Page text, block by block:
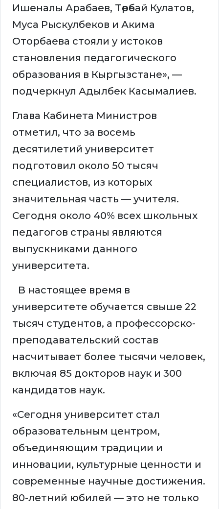
Ишеналы Арабаев, Төрөбай Кулатов,
Муса Рыскулбеков и Акима
Оторбаева стояли у истоков
становления педагогического
образования в Кыргызстане», —
подчеркнул Адылбек Касымалиев.
Глава Кабинета Министров
отметил, что за восемь
десятилетий университет
подготовил около 50 тысяч
специалистов, из которых
значительная часть — учителя.
Сегодня около 40% всех школьных
педагогов страны являются
выпускниками данного
университета.
В настоящее время в
университете обучается свыше 22
тысяч студентов, а профессорско-
преподавательский состав
насчитывает более тысячи человек,
включая 85 докторов наук и 300
кандидатов наук.
«Сегодня университет стал
образовательным центром,
объединяющим традиции и
инновации, культурные ценности и
современные научные достижения.
80-летний юбилей — это не только